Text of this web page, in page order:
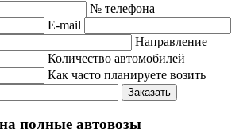
№ телефона
E-mail
Направление
Количество автомобилей
Как часто планируете возить
Заказать
полные автовозы